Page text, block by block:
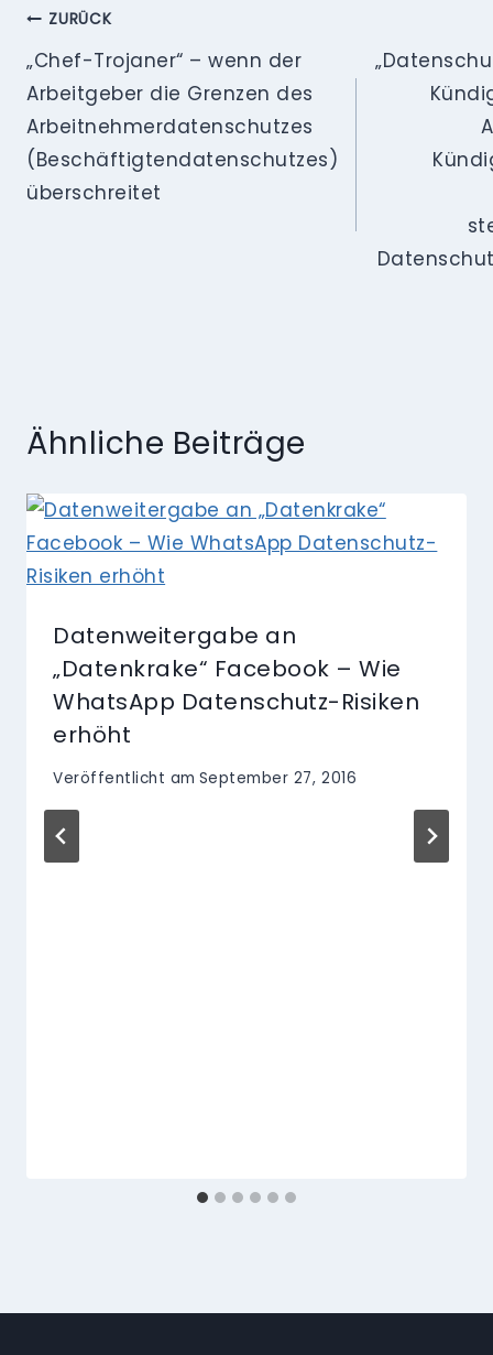
Beitragsnavigation
ZURÜCK
„Chef-Trojaner“ – wenn der
Arbeitgeber die Grenzen des
Arbeitnehmerdatenschutzes
(Beschäftigtendatenschutzes)
überschreitet
Ähnliche Beiträge
Datenweitergabe an
„Datenkrake“ Facebook – Wie
WhatsApp Datenschutz-Risiken
erhöht
Veröffentlicht am September 27, 2016